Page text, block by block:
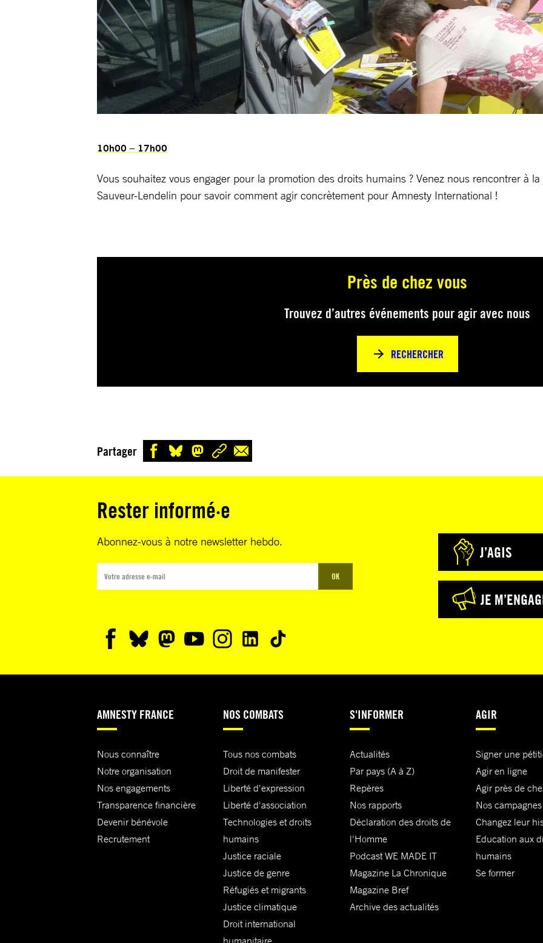
10h00 – 17h00
Vous souhaitez vous engager pour la promotion des droits humains ? Venez nous rencontrer à
Sauveur-Lendelin pour savoir comment agir concrètement pour Amnesty International !
Près de chez vous
Trouvez d’autres événements pour agir avec nous
RECHERCHER
Partager
Rester informé·e
Abonnez-vous à notre newsletter hebdo.
OK
J’AGIS
JE
AMNESTY FRANCE
Nous connaître
Notre organisation
Nos engagements
Transparence financière
Devenir bénévole
Recrutement
NOS COMBATS
Tous nos combats
Droit de manifester
Liberté d'expression
Liberté d'association
Technologies et droits
humains
Justice raciale
Justice de genre
Réfugiés et migrants
Justice climatique
Droit international
humanitaire
S'INFORMER
Actualités
Par pays (A à Z)
Repères
Nos rapports
Déclaration des droits de
l'Homme
Podcast WE MADE IT
Magazine La Chronique
Magazine Bref
Archive des actualités
AGIR
Signer une
Agir en ligne
Agir près de
Nos campagnes
Changez leur
Education aux
humains
Se former